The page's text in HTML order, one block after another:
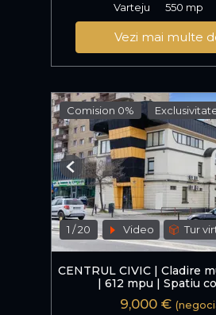
Varteju
550 mp
Vezi mai multe
Comision 0%
1 /20 Video Tur
Previous
CENTRUL CIVIC | Cladire
| 612 mpu | Spatiu
9,000 €